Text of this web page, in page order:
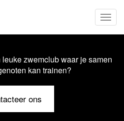
zwemclub waar je samen
kan trainen?
ons